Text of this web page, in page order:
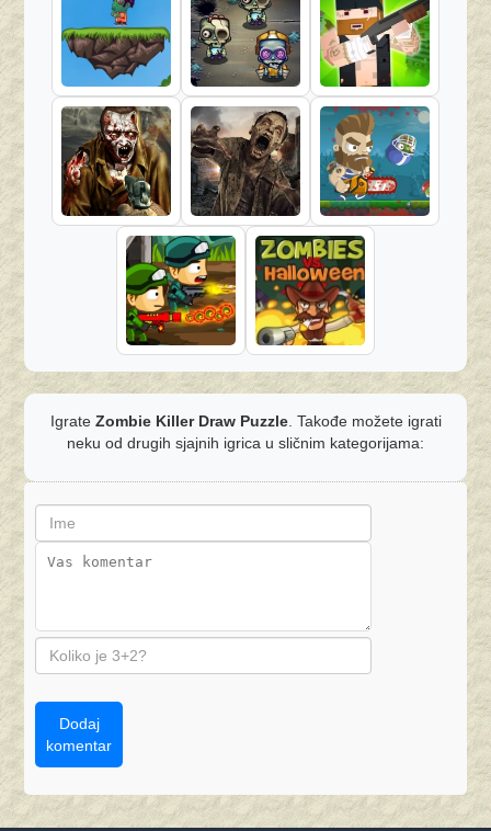
Igrate Zombie Killer Draw Puzzle. Takođe možete igrati
neku od drugih sjajnih igrica u sličnim kategorijama:
Dodaj
komentar